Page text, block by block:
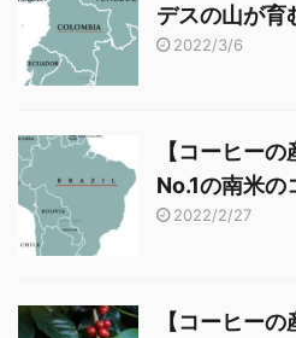
デスの山が育
2022/3/6
【コーヒー
No.1の南米の
2022/2/27
【コーヒー